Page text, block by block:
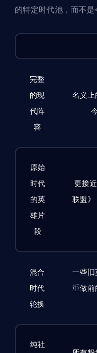
的特定时代池，而不是
完整
的现
代阵
容
名义上
原始
时代
的英
雄片
段
更接
联盟》
混合
时代
轮换
一些旧
重做前
纯社